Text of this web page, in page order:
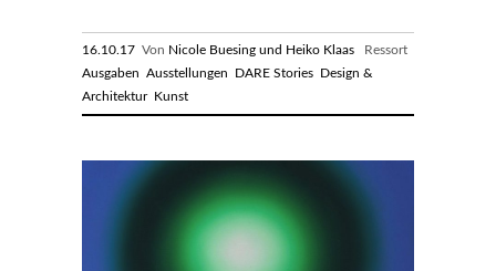
16.10.17 Von Nicole Buesing und Heiko Klaas Ressort
Ausgaben Ausstellungen DARE Stories Design &
Architektur Kunst